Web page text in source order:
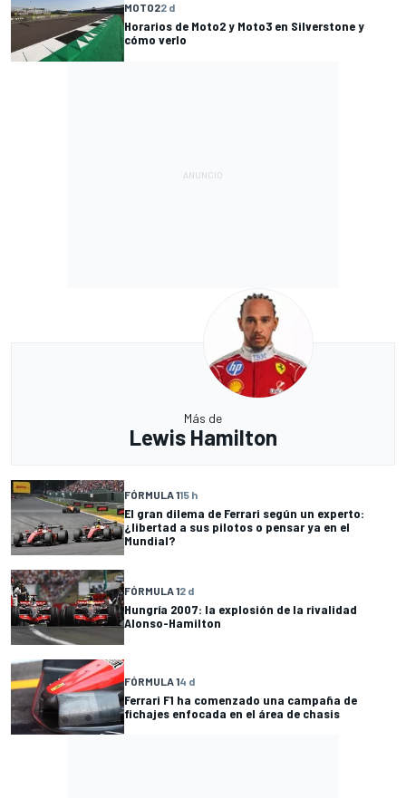
MOTO22 d
Horarios de Moto2 y Moto3 en Silverstone y
cómo verlo
Más de
Lewis Hamilton
FÓRMULA 115 h
El gran dilema de Ferrari según un experto:
¿libertad a sus pilotos o pensar ya en el
Mundial?
FÓRMULA 12 d
Hungría 2007: la explosión de la rivalidad
Alonso-Hamilton
FÓRMULA 14 d
Ferrari F1 ha comenzado una campaña de
fichajes enfocada en el área de chasis